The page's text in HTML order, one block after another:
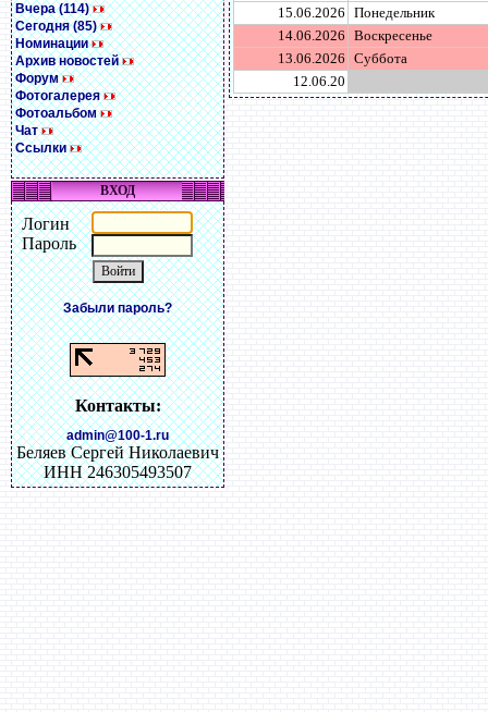
Вчера (114)
Сегодня (85)
Номинации
Архив новостей
Форум
Фотогалерея
Фотоальбом
Чат
Ссылки
ВХОД
Логин
Пароль
Забыли пароль?
Контакты:
admin@100-1.ru
Беляев Сергей Николаевич
ИНН 246305493507
15.06.2026 Понедельник
14.06.2026 Воскресенье
13.06.2026 Суббота
12.06.20